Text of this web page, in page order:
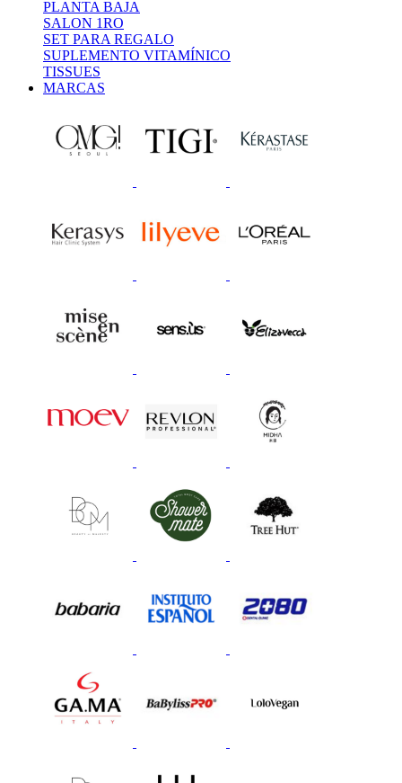
PLANTA BAJA
SALON 1RO
SET PARA REGALO
SUPLEMENTO VITAMÍNICO
TISSUES
MARCAS